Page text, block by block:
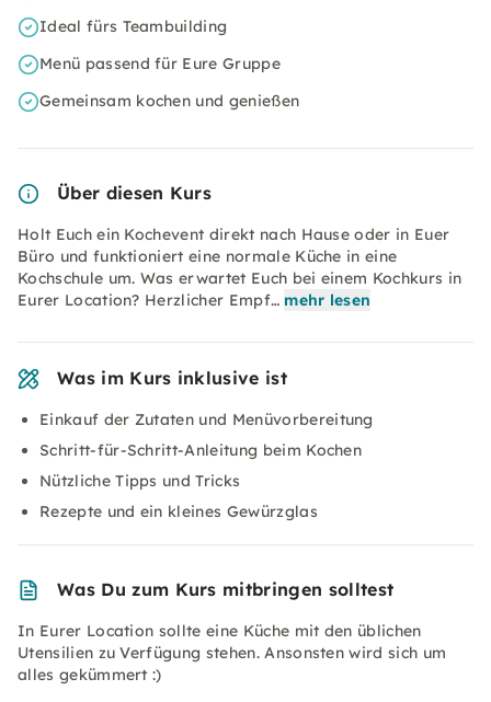
Ideal fürs Teambuilding
Menü passend für Eure Gruppe
Gemeinsam kochen und genießen
Über diesen Kurs
Holt Euch ein Kochevent direkt nach Hause oder in Euer
Büro und funktioniert eine normale Küche in eine
Kochschule um. Was erwartet Euch bei einem Kochkurs in
Eurer Location? Herzlicher Empf… mehr lesen
Was im Kurs inklusive ist
Einkauf der Zutaten und Menüvorbereitung
Schritt-für-Schritt-Anleitung beim Kochen
Nützliche Tipps und Tricks
Rezepte und ein kleines Gewürzglas
Was Du zum Kurs mitbringen solltest
In Eurer Location sollte eine Küche mit den üblichen
Utensilien zu Verfügung stehen. Ansonsten wird sich um
alles gekümmert :)